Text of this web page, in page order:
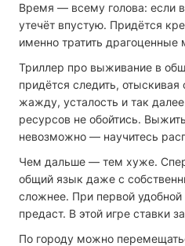
Время — всему голова: если
утечёт впустую. Придётся
именно тратить драгоценные
Триллер про выживание в
придётся следить,
жажду, усталость и так
ресурсов не обойтись.
невозможно — научитесь
Чем дальше — тем хуже.
общий язык даже с
сложнее. При первой
предаст. В этой игре ставки
По городу можно